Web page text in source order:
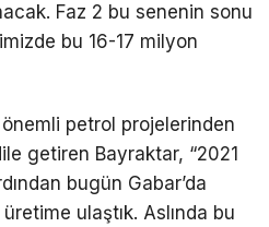
Faz 2 bu senenin sonu
bu 16-17 milyon
önemli petrol projelerinden
getiren Bayraktar, “2021
bugün Gabar’da
ulaştık. Aslında bu